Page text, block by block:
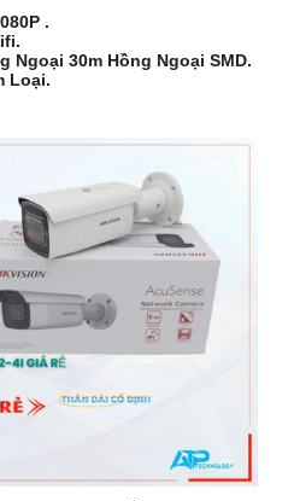
.
Ngoại 30m Hồng Ngoại SMD.
Loại.